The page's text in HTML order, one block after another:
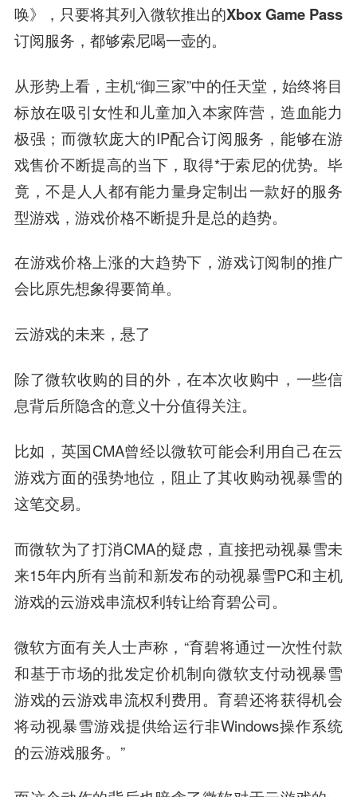
唤》， 只要将其列入微软推出的Xbox Game Pass
订阅服务，都够索尼喝一壶的。
从形势上看，主机“御三家”中的任天堂，始终将目
标放在吸引女性和儿童加入本家阵营，造血能力
极强；而微软庞大的IP配合订阅服务，能够在游
戏售价不断提高的当下，取得*于索尼的优势。毕
竟，不是人人都有能力量身定制出一款好的服务
型游戏，游戏价格不断提升是总的趋势。
在游戏价格上涨的大趋势下，游戏订阅制的推广
会比原先想象得要简单。
云游戏的未来，悬了
除了微软收购的目的外，在本次收购中，一些信
息背后所隐含的意义十分值得关注。
比如，英国CMA曾经以微软可能会利用自己在云
游戏方面的强势地位 ，阻止了其收购动视暴雪的
这笔交易。
而微软为了打消CMA的疑虑，直接把动视暴雪未
来15年内所有当前和新发布的动视暴雪PC和主机
游戏的云游戏串流权利转让给育碧公司。
微软方面有关人士声称，“育碧将通过一次性付款
和基于市场的批发定价机制向微软支付动视暴雪
游戏的云游戏串流权利费用。育碧还将获得机会
将动视暴雪游戏提供给运行非Windows操作系统
的云游戏服务。”